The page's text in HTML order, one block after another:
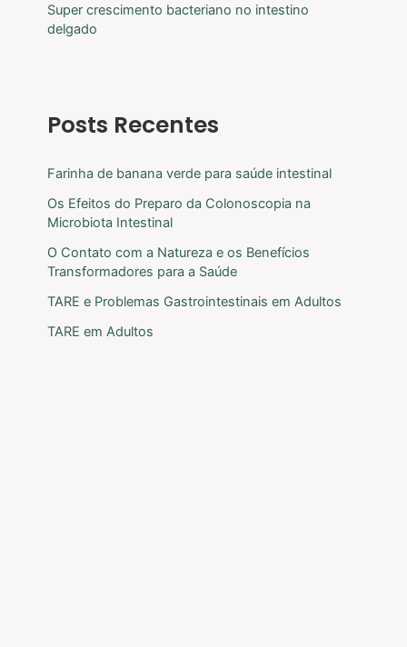
Super crescimento bacteriano no intestino
delgado
Posts Recentes
Farinha de banana verde para saúde intestinal
Os Efeitos do Preparo da Colonoscopia na
Microbiota Intestinal
O Contato com a Natureza e os Benefícios
Transformadores para a Saúde
TARE e Problemas Gastrointestinais em Adultos
TARE em Adultos